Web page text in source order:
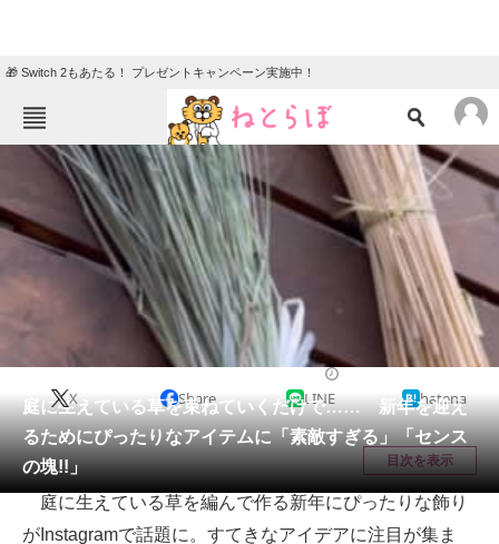
🎁 Switch 2もあたる！ プレゼントキャンペーン実施中！
ねとらぼメニュー
ニュース
エンタメ クイズ
グルメ 地域
教育・育児
リサーチ
会員記事
メディア
注目記事を集めた総合ページ
庭に生えている草を束ねていくだけで…… 新年を迎え
るためにぴったりなアイテムに「素敵すぎる」「センス
の塊!!」
X Share LINE hatena
目次を表示
庭に生えている草を編んで作る新年にぴったりな飾り
がInstagramで話題に。すてきなアイデアに注目が集ま